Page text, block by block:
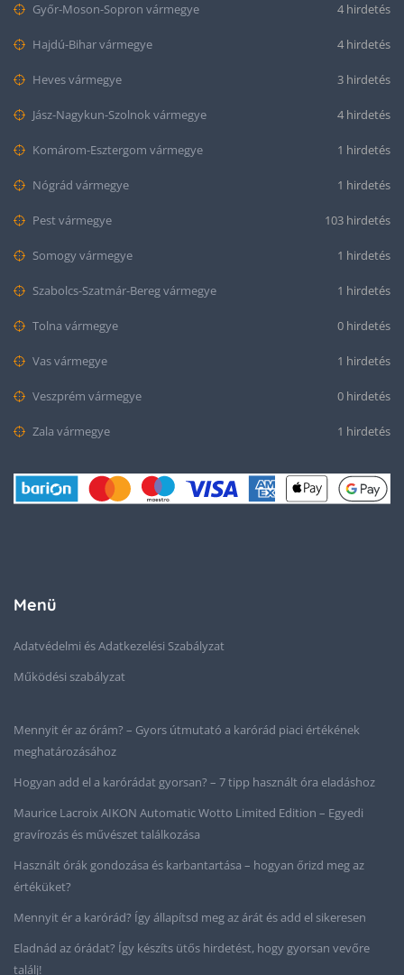
Győr-Moson-Sopron vármegye 4 hirdetés
Hajdú-Bihar vármegye 4 hirdetés
Heves vármegye 3 hirdetés
Jász-Nagykun-Szolnok vármegye 4 hirdetés
Komárom-Esztergom vármegye 1 hirdetés
Nógrád vármegye 1 hirdetés
Pest vármegye 103 hirdetés
Somogy vármegye 1 hirdetés
Szabolcs-Szatmár-Bereg vármegye 1 hirdetés
Tolna vármegye 0 hirdetés
Vas vármegye 1 hirdetés
Veszprém vármegye 0 hirdetés
Zala vármegye 1 hirdetés
Menü
Adatvédelmi és Adatkezelési Szabályzat
Működési szabályzat
Mennyit ér az órám? – Gyors útmutató a karórád piaci értékének
meghatározásához
Hogyan add el a karórádat gyorsan? – 7 tipp használt óra eladáshoz
Maurice Lacroix AIKON Automatic Wotto Limited Edition – Egyedi
gravírozás és művészet találkozása
Használt órák gondozása és karbantartása – hogyan őrizd meg az
értéküket?
Mennyit ér a karórád? Így állapítsd meg az árát és add el sikeresen
Eladnád az órádat? Így készíts ütős hirdetést, hogy gyorsan vevőre
találj!